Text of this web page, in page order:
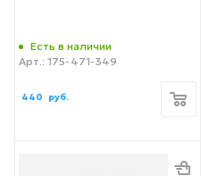
Есть в наличии
Арт.: 175-471-349
440 руб.